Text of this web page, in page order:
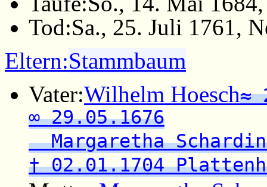
Tod:Sa., 25. Juli 1761,
Eltern:Stammbaum
Vater:Wilhelm Hoesch≈
∞ 29.05.1676
Margaretha
† 02.01.1704